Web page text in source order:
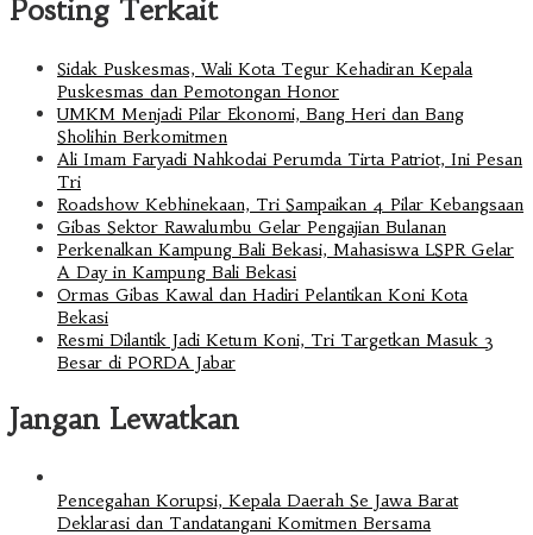
Posting Terkait
Sidak Puskesmas, Wali Kota Tegur Kehadiran Kepala
Puskesmas dan Pemotongan Honor
UMKM Menjadi Pilar Ekonomi, Bang Heri dan Bang
Sholihin Berkomitmen
Ali Imam Faryadi Nahkodai Perumda Tirta Patriot, Ini Pesan
Tri
Roadshow Kebhinekaan, Tri Sampaikan 4 Pilar Kebangsaan
Gibas Sektor Rawalumbu Gelar Pengajian Bulanan
Perkenalkan Kampung Bali Bekasi, Mahasiswa LSPR Gelar
A Day in Kampung Bali Bekasi
Ormas Gibas Kawal dan Hadiri Pelantikan Koni Kota
Bekasi
Resmi Dilantik Jadi Ketum Koni, Tri Targetkan Masuk 3
Besar di PORDA Jabar
Jangan Lewatkan
Pencegahan Korupsi, Kepala Daerah Se Jawa Barat
Deklarasi dan Tandatangani Komitmen Bersama